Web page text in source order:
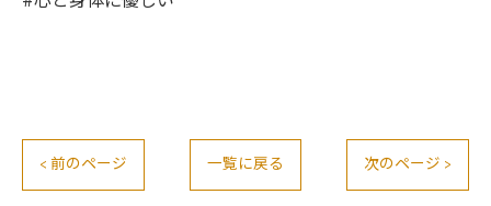
< 前のページ 一覧に戻る 次のページ >